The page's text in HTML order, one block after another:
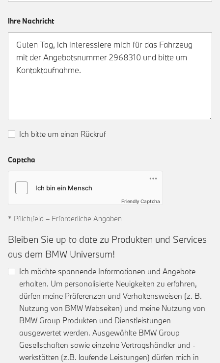
Ihre Nachricht
Ich bitte um einen Rückruf
Captcha
Friendly Captcha
* Pflichtfeld – Erforderliche Angaben
Bleiben Sie up to date zu Produkten und Services
aus dem BMW Universum!
Ich möchte spannende Informationen und Angebote
erhalten. Um personalisierte Neuigkeiten zu erfahren,
dürfen meine Präferenzen und Verhaltensweisen (z. B.
Nutzung von BMW Webseiten) und meine Nutzung von
BMW Group Produkten und Dienstleistungen
ausgewertet werden. Ausgewählte BMW Group
Gesellschaften sowie einzelne Vertragshändler und -
werkstätten (z.B. laufende Leistungen) dürfen mich in